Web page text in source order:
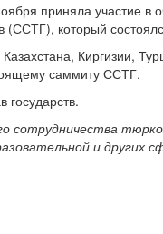
приняла участие в
(ССТГ), который
Киргизии,
саммиту ССТГ.
сотрудничества
и других